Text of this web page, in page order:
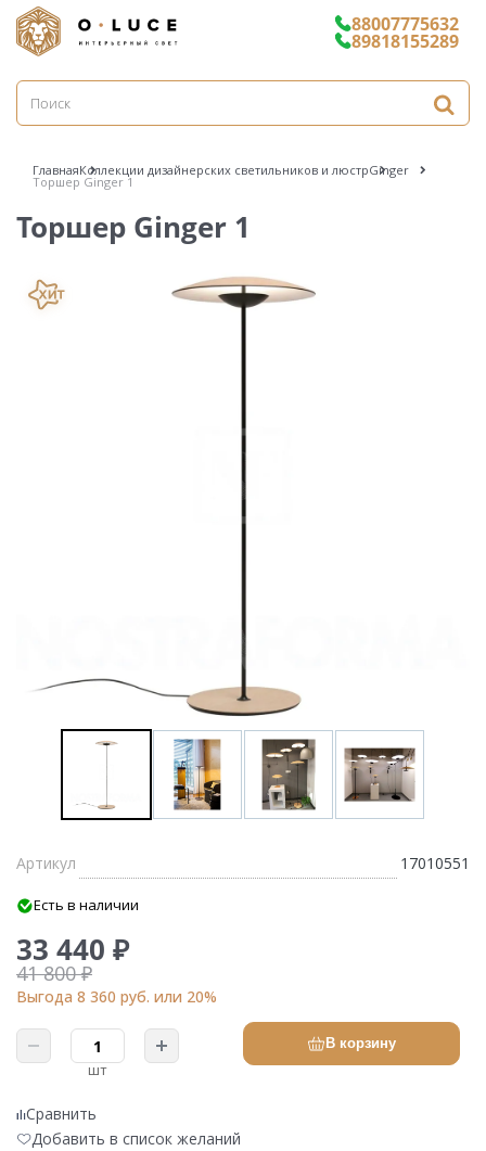
88007775632
89818155289
ГлавнаяКоллекции дизайнерских светильников и люстрGinger
Торшер Ginger 1
Торшер Ginger 1
Артикул 17010551
Есть в наличии
33 440 ₽
41 800 ₽
Выгода 8 360 руб. или 20%
шт
В корзину
Сравнить
Добавить в список желаний